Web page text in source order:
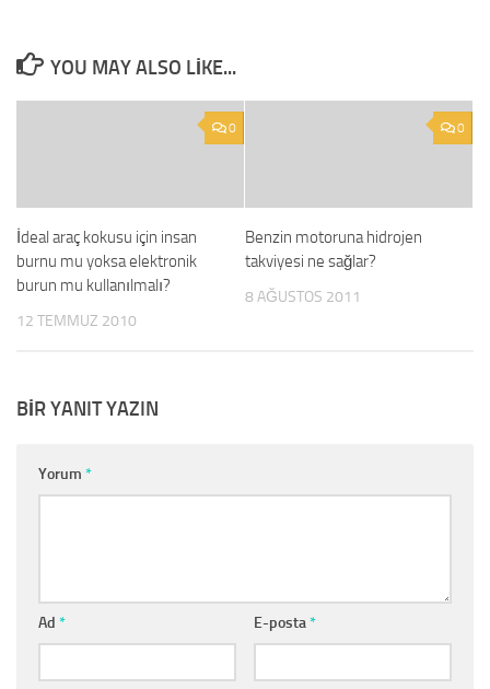
YOU MAY ALSO LIKE...
0
İdeal araç kokusu için insan
burnu mu yoksa elektronik
burun mu kullanılmalı?
12 TEMMUZ 2010
0
Benzin motoruna hidrojen
takviyesi ne sağlar?
8 AĞUSTOS 2011
BIR YANIT YAZIN
Yorum *
Ad * E-posta*